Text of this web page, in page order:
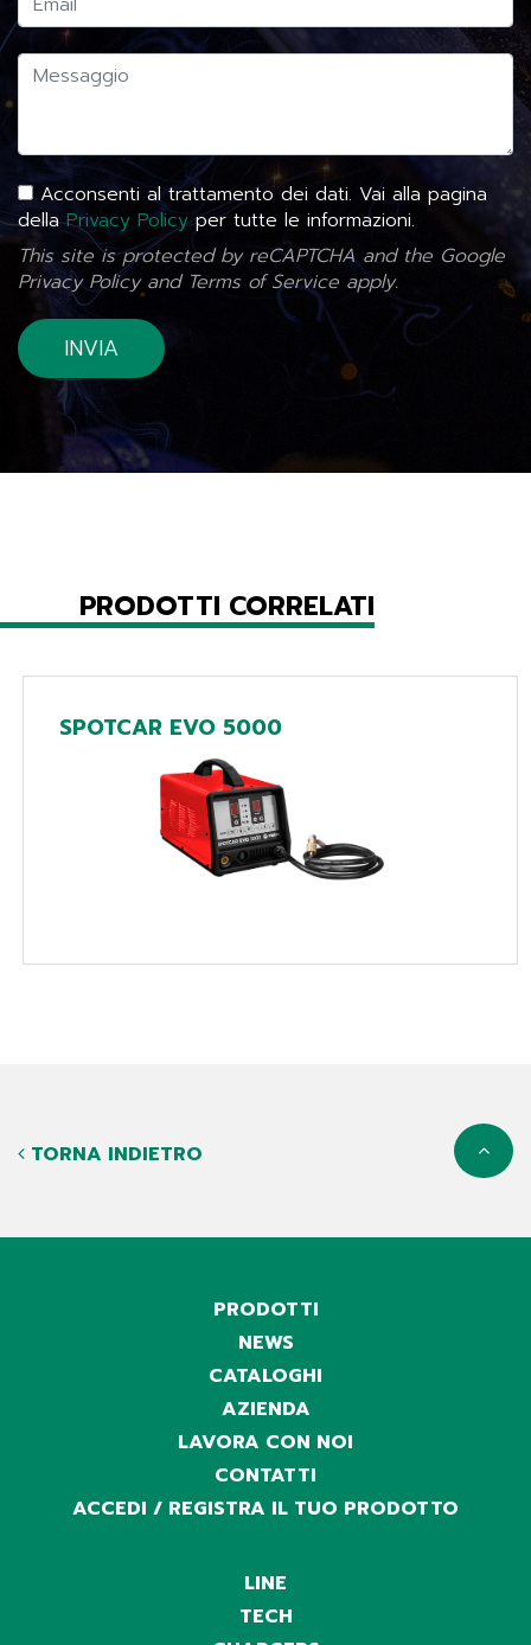
Acconsenti al trattamento dei dati. Vai alla pagina
dellaPrivacy Policyper tutte le informazioni.
This site is protected by reCAPTCHA and the Google
Privacy Policyand Terms of Service apply.
PRODOTTI CORRELATI
SPOTCAR EVO 5000
TORNA INDIETRO
PRODOTTI
NEWS
CATALOGHI
AZIENDA
LAVORA CON NOI
CONTATTI
ACCEDI / REGISTRA IL TUO PRODOTTO
LINE
TECH